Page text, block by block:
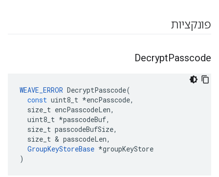
פונקציות
DecryptPasscode
WEAVE_ERROR DecryptPasscode(
const uint8_t *encPasscode,
size_t encPasscodeLen,
uint8_t *passcodeBuf,
size_t passcodeBufSize,
size_t & passcodeLen,
GroupKeyStoreBase *groupKeyStore
)